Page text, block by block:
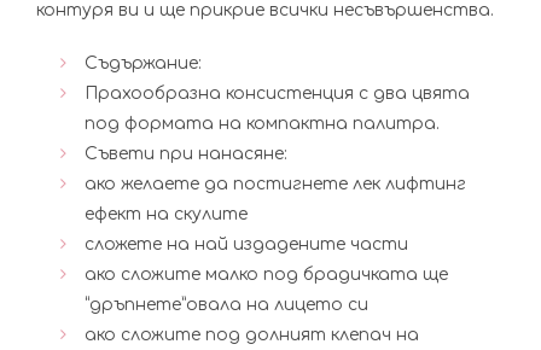
контуря ви и ще прикрие всички несъвършенства.
Съдържание:
Прахообразна консистенция с два цвята
под формата на компактна палитра.
Съвети при нанасяне:
ако желаете да постигнете лек лифтинг
ефект на скулите
сложете на най издадените части
ако сложите малко под брадичката ще
“дръпнете”овала на лицето си
ако сложите под долният клепач на